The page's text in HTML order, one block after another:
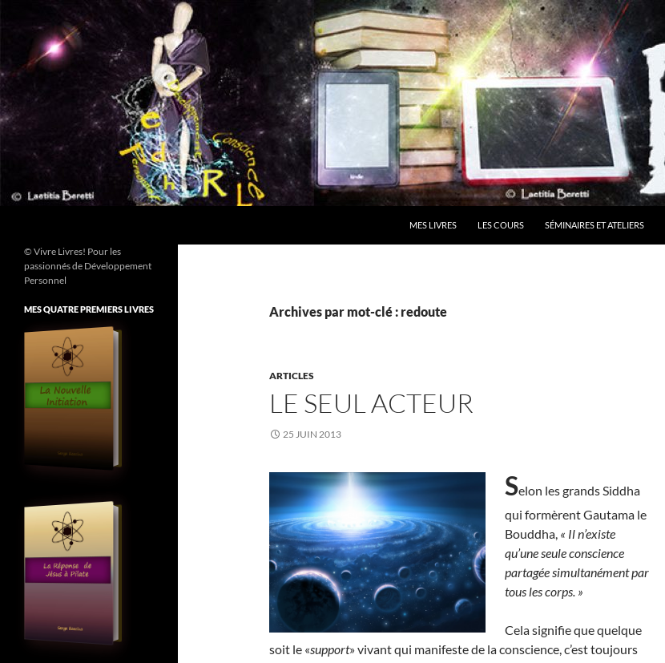
contenu
MES LIVRES LES COURS SÉMINAIRES ET ATELIERS
Archives par mot-clé : redoute
ARTICLES
LE SEUL ACTEUR
25 JUIN 2013
Selon les grands Siddha
qui formèrent Gautama le
Bouddha, « Il n’existe
qu’une seule conscience
partagée simultanément par
tous les corps. »
Cela signifie que quelque
soit le «support» vivant qui manifeste de la conscience, c’est toujours
© Vivre Livres! Pour les
passionnés de Développement
Personnel
MES QUATRE PREMIERS LIVRES